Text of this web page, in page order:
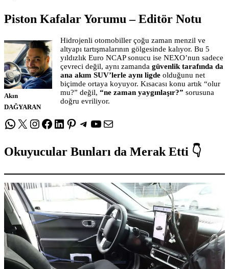
Piston Kafalar Yorumu – Editör Notu
Akın
DAĞYARAN
Hidrojenli otomobiller çoğu zaman menzil ve
altyapı tartışmalarının gölgesinde kalıyor. Bu 5
yıldızlık Euro NCAP sonucu ise NEXO’nun sadece
çevreci değil, aynı zamanda güvenlik tarafında da
ana akım SUV’lerle aynı ligde olduğunu net
biçimde ortaya koyuyor. Kısacası konu artık “olur
mu?” değil, “ne zaman yaygınlaşır?” sorusuna
doğru evriliyor.
WhatsApp
X Instagram
Facebook
LinkedIn
Pinterest
Telegram
YouTube
E-posta
Okuyucular Bunları da Merak Etti 👇